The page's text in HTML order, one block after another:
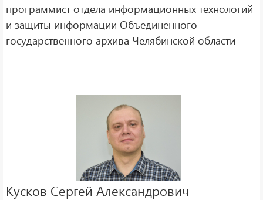
программист отдела информационных технологий
и защиты информации Объединенного
государственного архива Челябинской области
Кусков Сергей Александрович